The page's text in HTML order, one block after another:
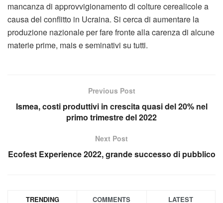
mancanza di approvvigionamento di colture cerealicole a
causa del conflitto in Ucraina. Si cerca di aumentare la
produzione nazionale per fare fronte alla carenza di alcune
materie prime, mais e seminativi su tutti.
Previous Post
Ismea, costi produttivi in crescita quasi del 20% nel
primo trimestre del 2022
Next Post
Ecofest Experience 2022, grande successo di pubblico
TRENDING COMMENTS LATEST